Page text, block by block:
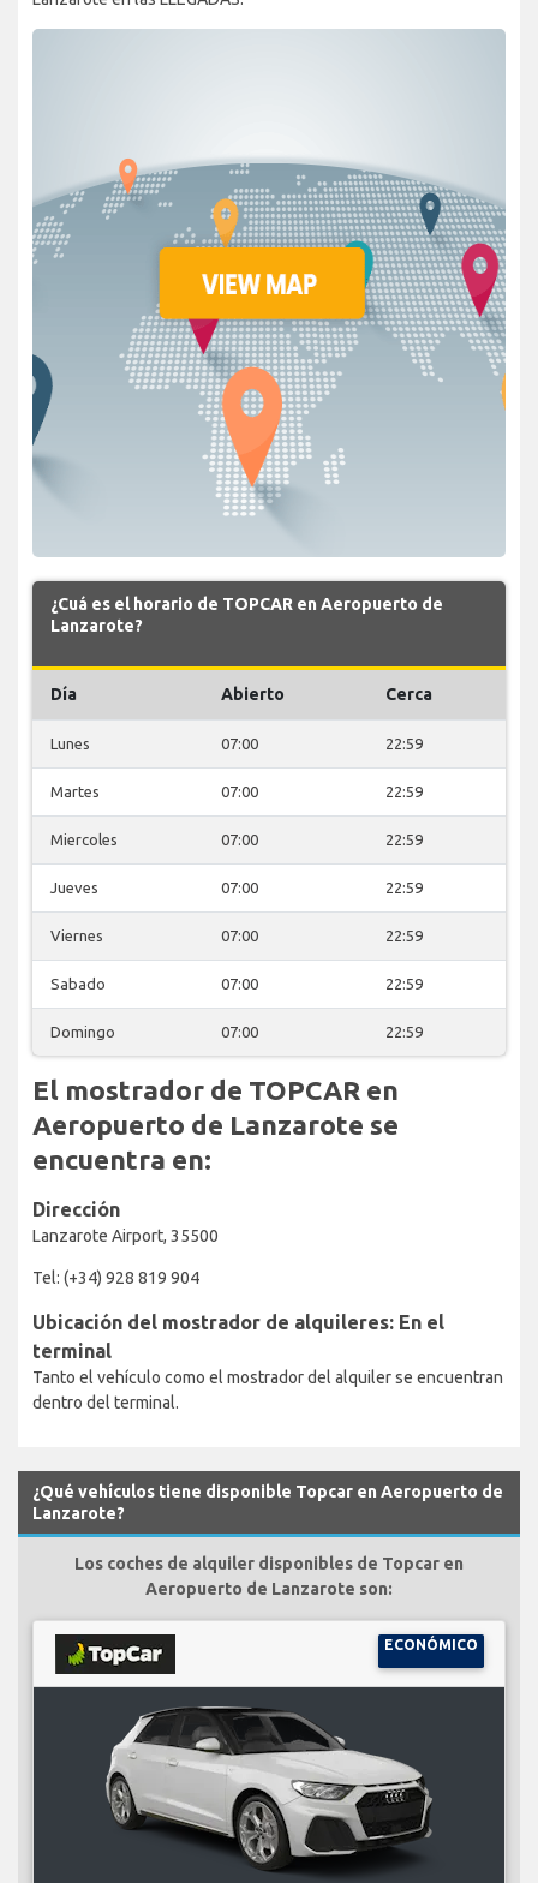
¿Cuá es el horario de TOPCAR en Aeropuerto de
Lanzarote?
Día Abierto Cerca
Lunes 07:00 22:59
Martes 07:00 22:59
Miercoles 07:00 22:59
Jueves 07:00 22:59
Viernes 07:00 22:59
Sabado 07:00 22:59
Domingo 07:00 22:59
El mostrador de TOPCAR en
Aeropuerto de Lanzarote se
encuentra en:
Dirección
Lanzarote Airport, 35500
Tel: (+34) 928 819 904
Ubicación del mostrador de alquileres: En el
terminal
Tanto el vehículo como el mostrador del alquiler se encuentran
dentro del terminal.
¿Qué vehículos tiene disponible Topcar en Aeropuerto de
Lanzarote?
Los coches de alquiler disponibles de Topcar en
Aeropuerto de Lanzarote son:
ECONÓMICO